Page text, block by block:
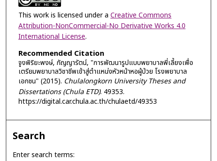
This work is licensed under a Creative Commons
Attribution-NonCommercial-No Derivative Works 4.0
International License.
Recommended Citation
จูงพิริยะพงษ์, กัญญารัตน์, "การพัฒนารูปแบบพยาบาลพี่เลี้ยงเพื่อ
เตรียมพยาบาลวิชาชีพเข้าสู่ตำแหน่งหัวหน้าหอผู้ป่วย โรงพยาบาล
เอกชน" (2015). Chulalongkorn University Theses and
Dissertations (Chula ETD). 49353.
https://digital.car.chula.ac.th/chulaetd/49353
Search
Enter search terms: